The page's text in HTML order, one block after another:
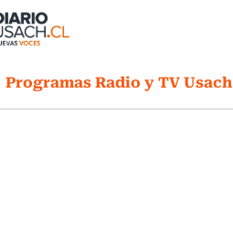
Programas Radio y TV Usach